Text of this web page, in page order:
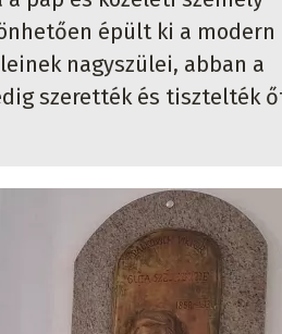
épült ki a modern
nagyszülei, abban a
szerették és tisztelték